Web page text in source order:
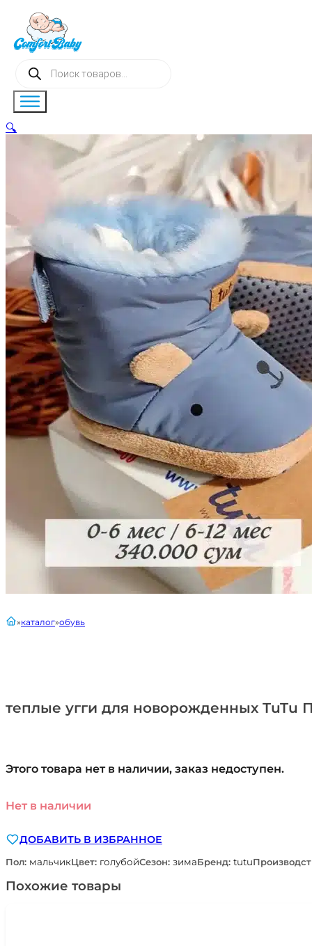
Поиск
товаров
теплые угги для новорожденных TuTu
главнаякаталог обувь
Этого товара нет в наличии, заказ недоступен.
Нет в наличии
ДОБАВИТЬ В ИЗБРАННОЕ
Пол: мальчикЦвет: голубойСезон: зимаБренд: tutu
🔍
Похожие товары